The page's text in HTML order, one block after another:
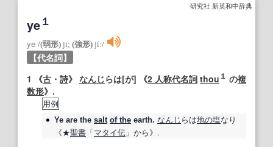
研究社 新英和中辞典
ye１
ye /(弱形) ji; (強形) jíː/
【代名詞】
1 《古 ・ 詩》 なんじらは[が] 《2 人称代名詞 thou １ の複
数形》.
用例
Ye are the salt of the earth. なんじ らは地の塩なり
《★聖書 「マタイ伝 」から》.